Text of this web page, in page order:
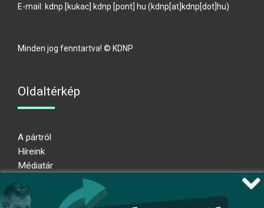
E-mail: kdnp [kukac] kdnp [pont] hu (kdnp[at]kdnp[dot]hu)
Minden jog fenntartva! © KDNP
Oldaltérkép
A pártról
Híreink
Médiatár
Adatkezelési nyilatkozat